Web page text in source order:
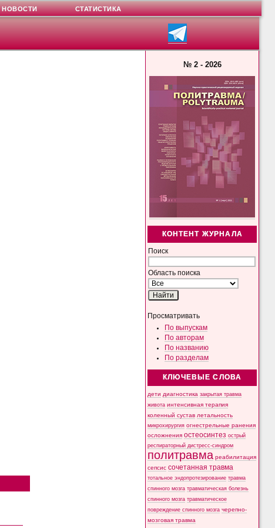
№ 2 - 2026
КОНТЕНТ ЖУРНАЛА
Поиск
Область поиска
Просматривать
По выпускам
По авторам
По названию
По разделам
КЛЮЧЕВЫЕ СЛОВА
дети диагностика закрытая травма
живота интенсивная терапия
коленный сустав летальность
микрохирургия огнестрельные ранения
осложнения остеосинтез острый
респираторный дистресс-синдром
политравма реабилитация
сепсис сочетанная травма
тотальное эндопротезирование травма
спинного мозга травматическая болезнь
спинного мозга травматическое
повреждение спинного мозга черепно-
мозговая травма
НОВОСТИ СТАТИСТИКА